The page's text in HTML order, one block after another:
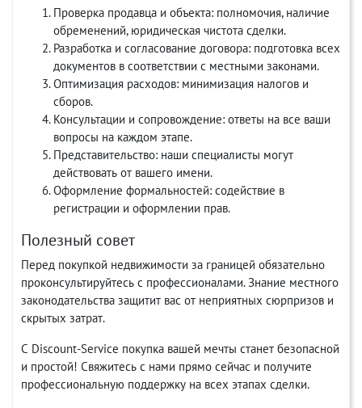
Проверка продавца и объекта: полномочия, наличие
обременений, юридическая чистота сделки.
Разработка и согласование договора: подготовка всех
документов в соответствии с местными законами.
Оптимизация расходов: минимизация налогов и
сборов.
Консультации и сопровождение: ответы на все ваши
вопросы на каждом этапе.
Представительство: наши специалисты могут
действовать от вашего имени.
Оформление формальностей: содействие в
регистрации и оформлении прав.
Полезный совет
Перед покупкой недвижимости за границей обязательно
проконсультируйтесь с профессионалами. Знание местного
законодательства защитит вас от неприятных сюрпризов и
скрытых затрат.
С Discount-Service покупка вашей мечты станет безопасной
и простой! Свяжитесь с нами прямо сейчас и получите
профессиональную поддержку на всех этапах сделки.